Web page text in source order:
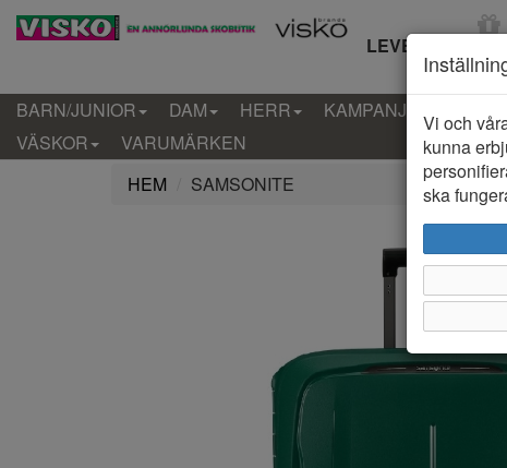
LEVERANS
BARN/JUNIOR DAM HERR KAMPANJ
VÄSKOR
VARUMÄRKEN
HEM
SAMSONITE
Vi och
kunna
ska